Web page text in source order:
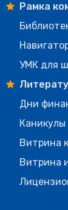
Рамка
УМК для
Дни
Витрина
Витрина